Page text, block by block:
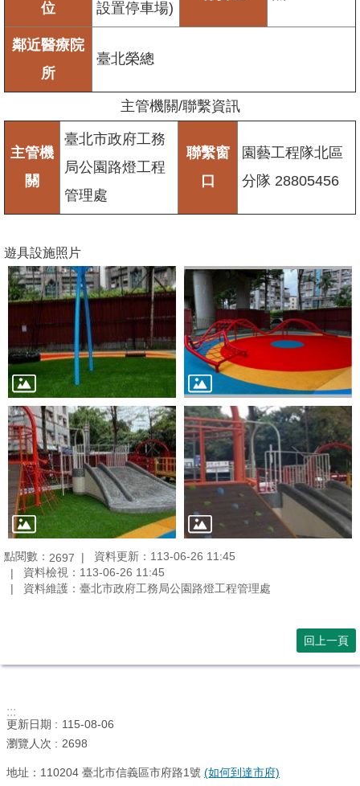
位
設置停車場)
鄰近醫療院
所
臺北榮總
主管機關/聯繫資訊
主管機
關
臺北市政府工務
局公園路燈工程
管理處
聯繫窗
口
園藝工程隊北區
分隊 28805456
遊具設施照片
點閱數： 2697
資料更新：113-06-26 11:45
資料檢視：113-06-26 11:45
資料維護：臺北市政府工務局公園路燈工程管理處
回上一頁
:::
更新日期
115-08-06
瀏覽人次
2698
地址：110204 臺北市信義區市府路1號 (如何到達市府)